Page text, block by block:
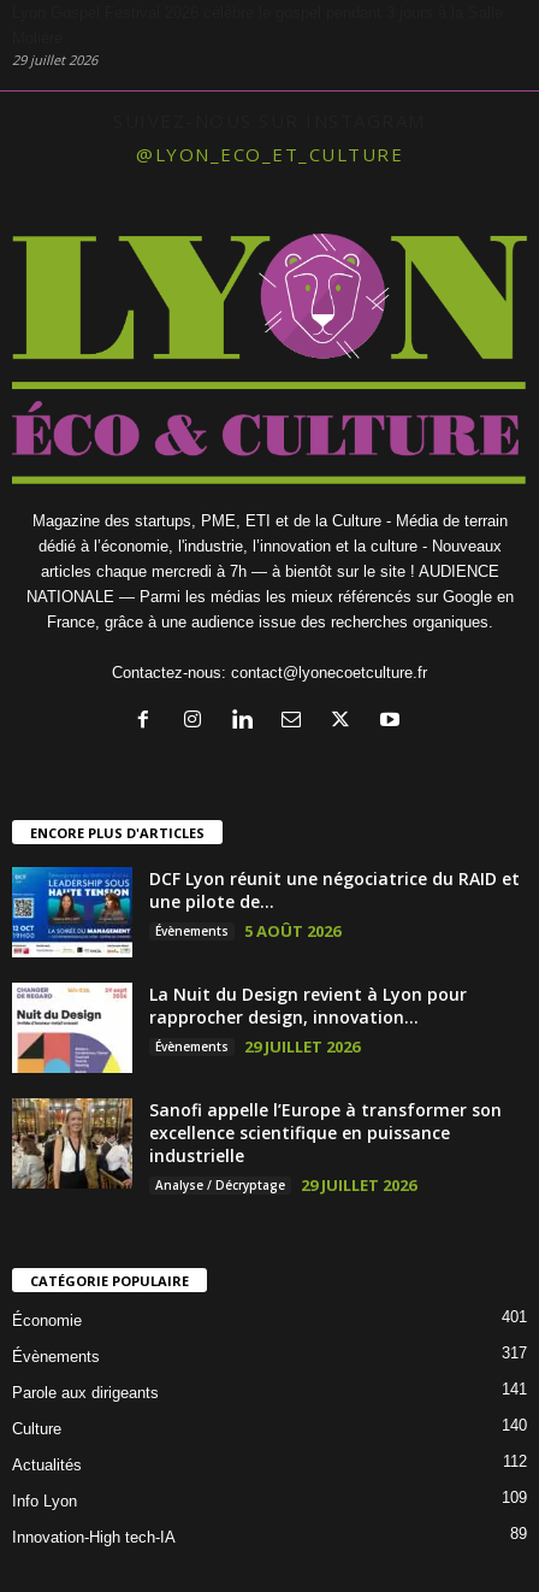
29 juillet 2026
@LYON_ECO_ET_CULTURE
Magazine des startups, PME, ETI et de la Culture - Média de terrain
dédié à l’économie, l'industrie, l’innovation et la culture - Nouveaux
articles chaque mercredi à 7h — à bientôt sur le site ! AUDIENCE
NATIONALE — Parmi les médias les mieux référencés sur Google en
France, grâce à une audience issue des recherches organiques.
Contactez-nous: contact@lyonecoetculture.fr
ENCORE PLUS D'ARTICLES
DCF Lyon réunit une négociatrice du RAID et
une pilote de...
Évènements 5 AOÛT 2026
La Nuit du Design revient à Lyon pour
rapprocher design, innovation...
Évènements 29 JUILLET 2026
Sanofi appelle l’Europe à transformer son
excellence scientifique en puissance
industrielle
Analyse / Décryptage 29 JUILLET 2026
CATÉGORIE POPULAIRE
Économie 401
Évènements 317
Parole aux dirigeants 141
Culture 140
Actualités 112
Info Lyon 109
Innovation-High tech-IA 89